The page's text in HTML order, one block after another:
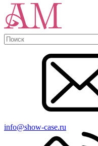
info@show-case.ru